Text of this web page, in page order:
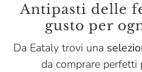
Antipasti delle
gusto per
Da Eataly trovi una
da comprare perfetti